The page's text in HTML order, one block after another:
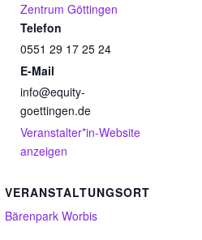
VERANSTALTUNGSORT
Bärenpark Worbis
Zentrum Göttingen
Telefon
0551 29 17 25 24
E-Mail
info@equity-
goettingen.de
Veranstalter*in-Website
anzeigen